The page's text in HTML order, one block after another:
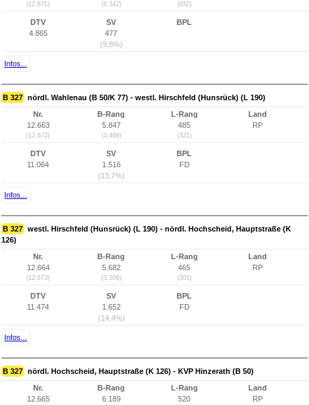
(12.671) (6.342) (652)
DTV
4.865
SV
477
(9,8%)
BPL
Infos...
B 327 nördl. Wahlenau (B 50/K 77) - westl. Hirschfeld (Hunsrück) (L 190)
Nr.
12.663
(12.672)
B-Rang
5.847
(3.469)
L-Rang
485
(321)
Land
RP
DTV
11.064
SV
1.516
(13,7%)
BPL
FD
Infos...
B 327 westl. Hirschfeld (Hunsrück) (L 190) - nördl. Hochscheid, Hauptstraße (K
126)
Nr.
12.664
(12.673)
B-Rang
5.682
(3.306)
L-Rang
465
(301)
Land
RP
DTV
11.474
SV
1.652
(14,4%)
BPL
FD
Infos...
B 327 nördl. Hochscheid, Hauptstraße (K 126) - KVP Hinzerath (B 50)
Nr.
12.665
B-Rang
6.189
L-Rang
520
Land
RP